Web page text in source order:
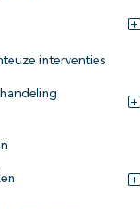
interventies